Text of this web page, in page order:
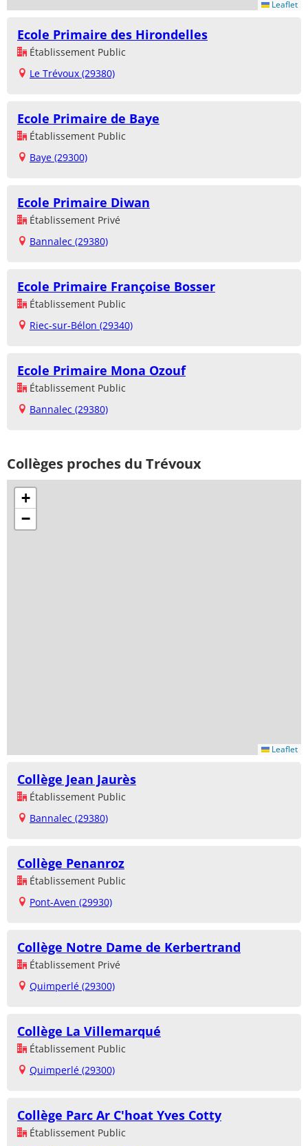
Leaflet
Ecole Primaire des Hirondelles
Établissement Public
Le Trévoux (29380)
Ecole Primaire de Baye
Établissement Public
Baye (29300)
Ecole Primaire Diwan
Établissement Privé
Bannalec (29380)
Ecole Primaire Françoise Bosser
Établissement Public
Riec-sur-Bélon (29340)
Ecole Primaire Mona Ozouf
Établissement Public
Bannalec (29380)
Collèges proches du Trévoux
+
−
Leaflet
Collège Jean Jaurès
Établissement Public
Bannalec (29380)
Collège Penanroz
Établissement Public
Pont-Aven (29930)
Collège Notre Dame de Kerbertrand
Établissement Privé
Quimperlé (29300)
Collège La Villemarqué
Établissement Public
Quimperlé (29300)
Collège Parc Ar C'hoat Yves Cotty
Établissement Public